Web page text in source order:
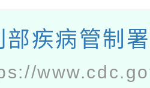
部疾病管制署